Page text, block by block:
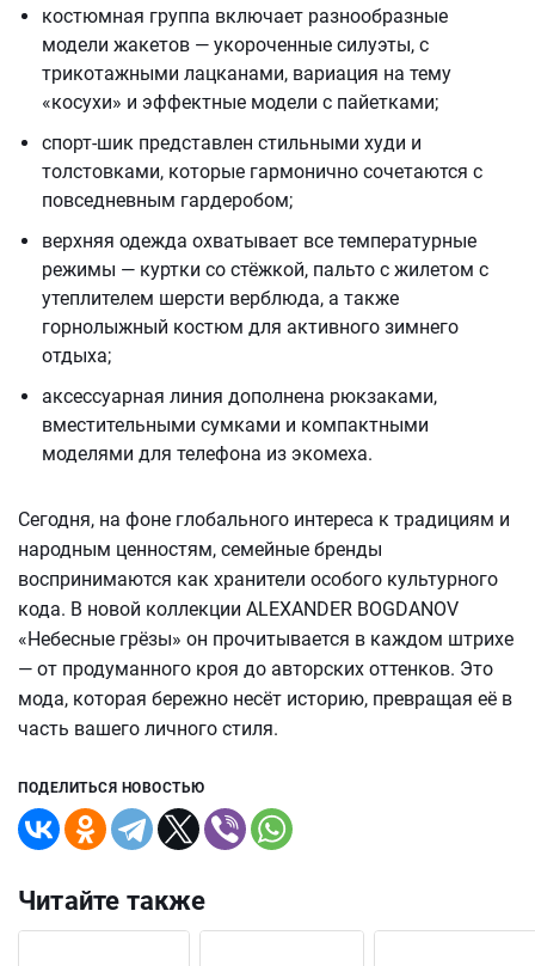
костюмная группа включает разнообразные
модели жакетов — укороченные силуэты, с
трикотажными лацканами, вариация на тему
«косухи» и эффектные модели с пайетками;
спорт-шик представлен стильными худи и
толстовками, которые гармонично сочетаются с
повседневным гардеробом;
верхняя одежда охватывает все температурные
режимы — куртки со стёжкой, пальто с жилетом с
утеплителем шерсти верблюда, а также
горнолыжный костюм для активного зимнего
отдыха;
аксессуарная линия дополнена рюкзаками,
вместительными сумками и компактными
моделями для телефона из экомеха.
Сегодня, на фоне глобального интереса к традициям и
народным ценностям, семейные бренды
воспринимаются как хранители особого культурного
кода. В новой коллекции ALEXANDER BOGDANOV
«Небесные грёзы» он прочитывается в каждом штрихе
— от продуманного кроя до авторских оттенков. Это
мода, которая бережно несёт историю, превращая её в
часть вашего личного стиля.
ПОДЕЛИТЬСЯ НОВОСТЬЮ
Читайте также